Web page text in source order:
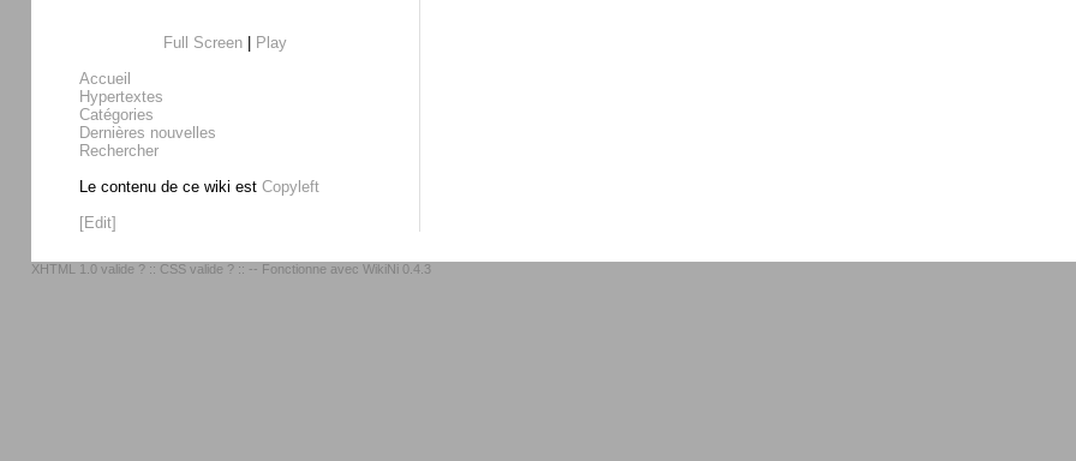
Full Screen
Play
Accueil
Hypertextes
Catégories
Dernières nouvelles
Rechercher
Le contenu de ce wiki est Copyleft
[Edit]
XHTML 1.0 valide ? :: CSS valide ? :: -- Fonctionne avec WikiNi 0.4.3